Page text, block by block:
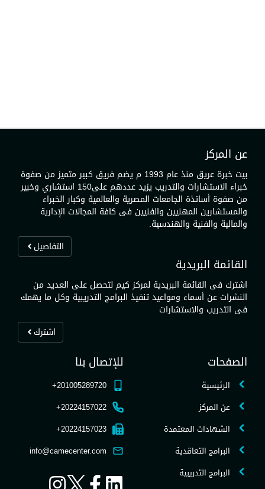
عن المركز
بيت خبرة عريق منذ عام 1993 م يضم فريق كبير متميز من صفوة
خبراء الاستشارات والتدريب يزيد عددهم على150 استشاري وخبير
من صفوة أساتذة الجامعات المصرية والعالمية وكبار الخبراء
والمستشارين المهنيين والفنيين فى كافة المجالات الإدارية
والمالية والفنية والهندسية.
التفاصيل
القائمة البريدية
اشترك فى القائمة البريدية لمركز كيم لتحصل على العديد من
النشرات عن أسماء ومواعيد تنفيذ البرامج التدريبية وكل ما يهمك
فى التدريب والاستشارات
اشترك
الصفحات
الرئيسية
عن المركز
الشهادات المعتمدة
البرامج التعاقدية
البرامج التدريبية
للإتصال بنا
201005289720+
20224157022+
20224157023+
info@camecenter.com